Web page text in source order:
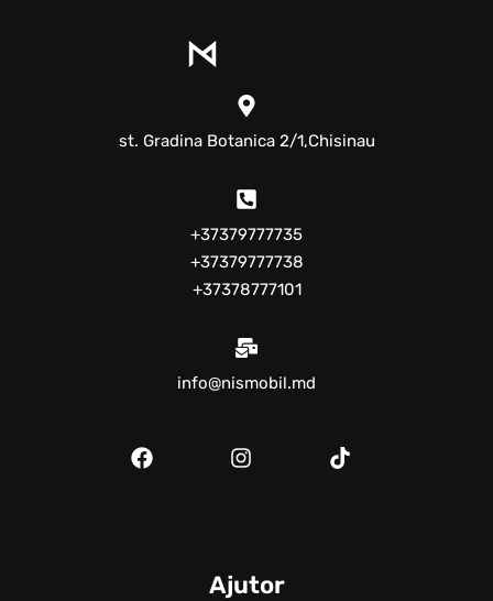
st. Gradina Botanica 2/1,Chisinau
+37379777735
+37379777738
+37378777101
info@nismobil.md
Ajutor